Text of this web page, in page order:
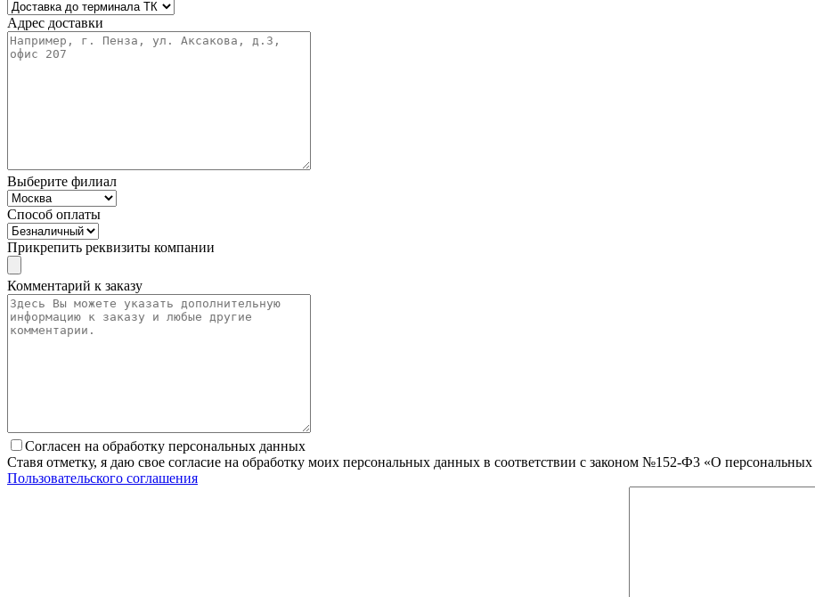
Адрес доставки
Выберите филиал
Способ оплаты
Прикрепить реквизиты компании
Комментарий к заказу
Согласен на обработку персональных данных
Ставя отметку, я даю свое согласие на обработку моих персональных данных в соответствии с законом №152-Ф3 «О
Пользовательского соглашения